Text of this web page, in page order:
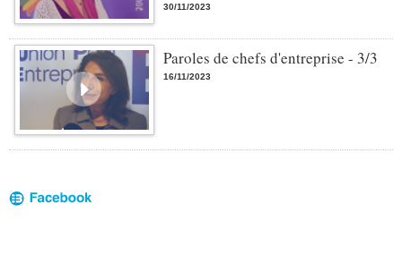
30/11/2023
Paroles de chefs d'entreprise - 3/3
16/11/2023